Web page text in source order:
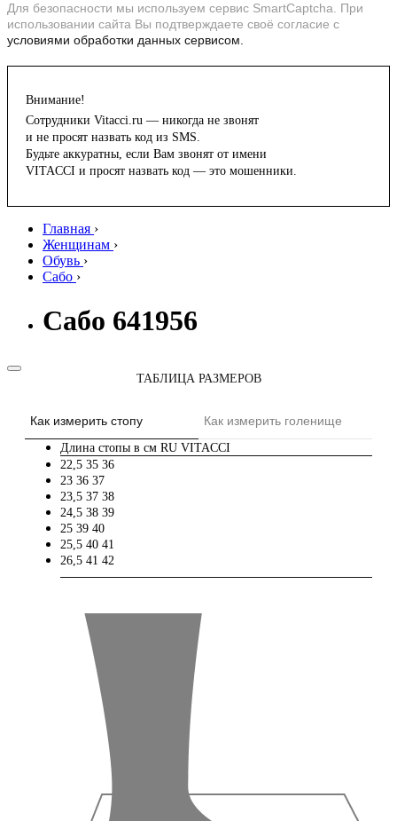
Для безопасности мы используем сервис SmartCaptcha. При
использовании сайта Вы подтверждаете своё согласие с
условиями обработки данных сервисом.
Внимание!
Сотрудники Vitacci.ru — никогда не звонят
и не просят назвать код из SMS.
Будьте аккуратны, если Вам звонят от имени
VITACCI и просят назвать код — это мошенники.
Главная ›
Женщинам ›
Обувь ›
Сабо ›
Сабо 641956
ТАБЛИЦА РАЗМЕРОВ
Как измерить стопу Как измерить голенище
Длина стопы в см RU VITACCI
22,5 35 36
23 36 37
23,5 37 38
24,5 38 39
25 39 40
25,5 40 41
26,5 41 42